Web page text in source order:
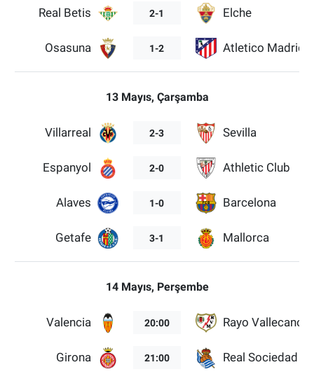
Real Betis 2-1 Elche
Osasuna 1-2 Atletico Madrid
13 Mayıs, Çarşamba
Villarreal 2-3 Sevilla
Espanyol 2-0 Athletic Club
Alaves 1-0 Barcelona
Getafe 3-1 Mallorca
14 Mayıs, Perşembe
Valencia 20:00 Rayo Vallecano
Girona 21:00 Real Sociedad